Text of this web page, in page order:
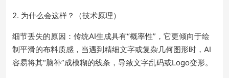
2. 为什么会这样？（技术原理）
细节丢失的原因：传统AI生成具有“概率性”，它更倾向于绘
制平滑的布料质感，当遇到精细文字或复杂几何图形时，AI
容易将其“脑补”成模糊的线条，导致文字乱码或Logo变形。